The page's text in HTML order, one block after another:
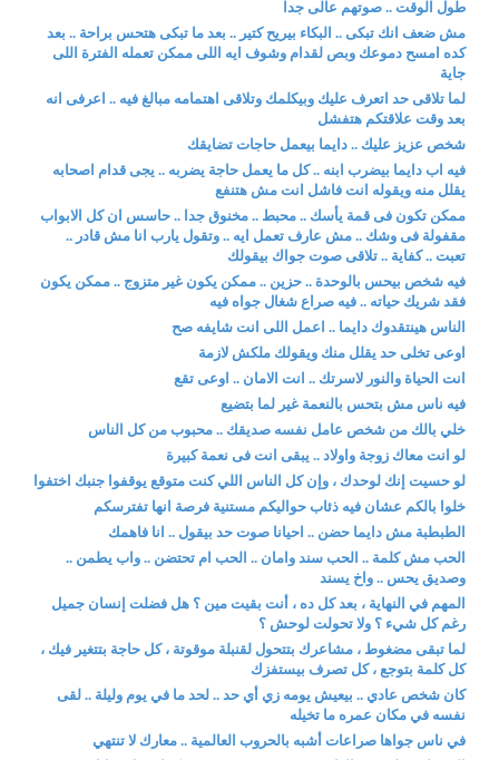
طول الوقت .. صوتهم عالى جدا
مش ضعف انك تبكى .. البكاء بيريح كتير .. بعد ما تبكى هتحس براحة .. بعد
كده امسح دموعك وبص لقدام وشوف ايه اللى ممكن تعمله الفترة اللى
جاية
لما تلاقى حد اتعرف عليك وبيكلمك وتلاقى اهتمامه مبالغ فيه .. اعرفى انه
بعد وقت علاقتكم هتفشل
شخص عزيز عليك .. دايما بيعمل حاجات تضايقك
فيه اب دايما بيضرب ابنه .. كل ما يعمل حاجة يضربه .. يجى قدام اصحابه
يقلل منه ويقوله انت فاشل انت مش هتنفع
ممكن تكون فى قمة يأسك .. محبط .. مخنوق جدا .. حاسس ان كل الابواب
مقفولة فى وشك .. مش عارف تعمل ايه .. وتقول يارب انا مش قادر ..
تعبت .. كفاية .. تلاقى صوت جواك بيقولك
فيه شخص بيحس بالوحدة .. حزين .. ممكن يكون غير متزوج .. ممكن يكون
فقد شريك حياته .. فيه صراع شغال جواه فيه
الناس هينتقدوك دايما .. اعمل اللى انت شايفه صح
اوعى تخلى حد يقلل منك ويقولك ملكش لازمة
انت الحياة والنور لاسرتك .. انت الامان .. اوعى تقع
فيه ناس مش بتحس بالنعمة غير لما بتضيع
خلي بالك من شخص عامل نفسه صديقك .. محبوب من كل الناس
لو انت معاك زوجة واولاد .. يبقى انت فى نعمة كبيرة
لو حسيت إنك لوحدك ، وإن كل الناس اللي كنت متوقع يوقفوا جنبك اختفوا
خلوا بالكم عشان فيه ذئاب حواليكم مستنية فرصة انها تفترسكم
الطبطبة مش دايما حضن .. احيانا صوت حد بيقول .. انا فاهمك
الحب مش كلمة .. الحب سند وامان .. الحب ام تحتضن .. واب يطمن ..
وصديق يحس .. واخ يسند
المهم في النهاية ، بعد كل ده ، أنت بقيت مين ؟ هل فضلت إنسان جميل
رغم كل شيء ؟ ولا تحولت لوحش ؟
لما تبقى مضغوط ، مشاعرك بتتحول لقنبلة موقوتة ، كل حاجة بتتغير فيك ،
كل كلمة بتوجع ، كل تصرف بيستفزك
كان شخص عادي .. بيعيش يومه زي أي حد .. لحد ما في يوم وليلة .. لقى
نفسه في مكان عمره ما تخيله
في ناس جواها صراعات أشبه بالحروب العالمية .. معارك لا تنتهي